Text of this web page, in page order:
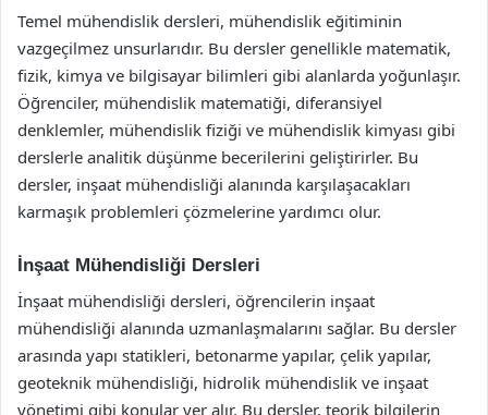
Temel mühendislik dersleri, mühendislik eğitiminin
vazgeçilmez unsurlarıdır. Bu dersler genellikle matematik,
fizik, kimya ve bilgisayar bilimleri gibi alanlarda yoğunlaşır.
Öğrenciler, mühendislik matematiği, diferansiyel
denklemler, mühendislik fiziği ve mühendislik kimyası gibi
derslerle analitik düşünme becerilerini geliştirirler. Bu
dersler, inşaat mühendisliği alanında karşılaşacakları
karmaşık problemleri çözmelerine yardımcı olur.
İnşaat Mühendisliği Dersleri
İnşaat mühendisliği dersleri, öğrencilerin inşaat
mühendisliği alanında uzmanlaşmalarını sağlar. Bu dersler
arasında yapı statikleri, betonarme yapılar, çelik yapılar,
geoteknik mühendisliği, hidrolik mühendislik ve inşaat
yönetimi gibi konular yer alır. Bu dersler, teorik bilgilerin